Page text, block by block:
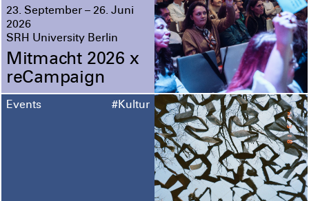
23. September – 26. Juni
2026
SRH University Berlin
Mitmacht 2026 x
reCampaign
Events #Kultur